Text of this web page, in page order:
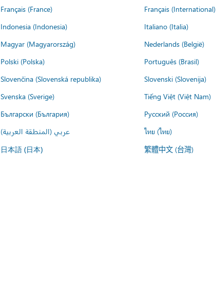
Français (France) Français (International)
Indonesia (Indonesia) Italiano (Italia)
Magyar (Magyarország) Nederlands (België)
Polski (Polska) Português (Brasil)
Slovenčina (Slovenská republika) Slovenski (Slovenija)
Svenska (Sverige) Tiếng Việt (Việt Nam)
Български (България) Русский (Россия)
عربي (المنطقة العربية) ไทย (ไทย)
日本語 (日本) 繁體中文 (台灣)